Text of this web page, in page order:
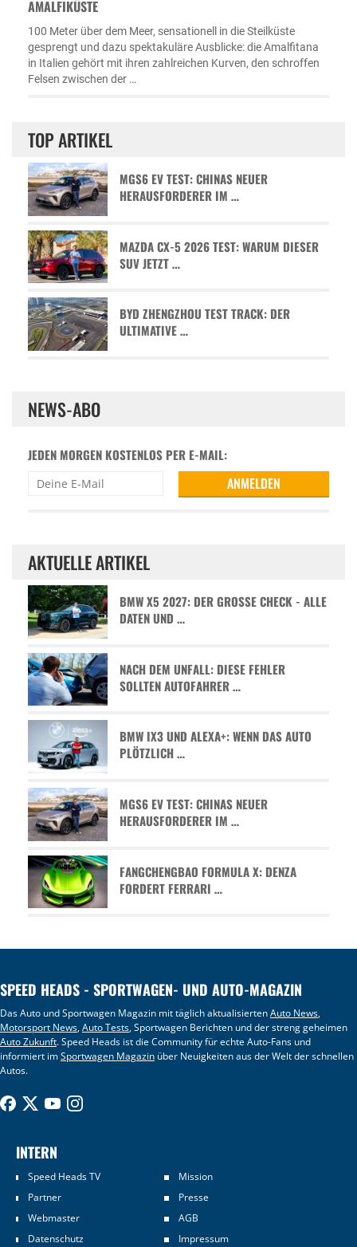
MALFIKÜSTE
100 Meter über dem Meer, sensationell in die Steilküste
gesprengt und dazu spektakuläre Ausblicke: die Amalfitana
in Italien gehört mit ihren zahlreichen Kurven, den schroffen
Felsen zwischen der …
TOP ARTIKEL
MGS6 EV TEST: CHINAS NEUER
HERAUSFORDERER IM …
MAZDA CX-5 2026 TEST: WARUM DIESER
SUV JETZT …
BYD ZHENGZHOU TEST TRACK: DER
ULTIMATIVE …
NEWS-ABO
JEDEN MORGEN KOSTENLOS PER E-MAIL:
AKTUELLE ARTIKEL
BMW X5 2027: DER GROSSE CHECK - ALLE D
ATEN UND …
NACH DEM UNFALL: DIESE FEHLER
SOLLTEN AUTOFAHRER …
BMW IX3 UND ALEXA+: WENN DAS AUTO
PLÖTZLICH …
MGS6 EV TEST: CHINAS NEUER
HERAUSFORDERER IM …
FANGCHENGBAO FORMULA X: DENZA
FORDERT FERRARI …
SPEED HEADS - SPORTWAGEN- UND AUTO-MAGAZIN
Das Auto und Sportwagen Magazin mit täglich aktualisiertenAuto News,
Motorsport News,Auto Tests, Sportwagen Berichten und der streng geheimen
Auto Zukunft. Speed Heads ist die Community für echte Auto-Fans und
informiert imSportwagen Magazin über Neuigkeiten aus der Welt der schnellen
Autos.
INTERN
Speed Heads TV
Mission
Partner
Presse
Webmaster
AGB
Datenschutz
Impressum